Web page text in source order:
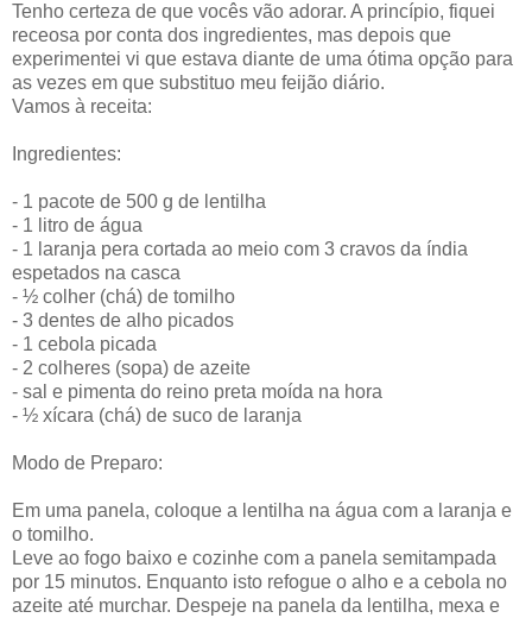
Tenho certeza de que vocês vão adorar. A princípio, fiquei
receosa por conta dos ingredientes, mas depois que
experimentei vi que estava diante de uma ótima opção para
as vezes em que substituo meu feijão diário.
Vamos à receita:
Ingredientes:
- 1 pacote de 500 g de lentilha
- 1 litro de água
- 1 laranja pera cortada ao meio com 3 cravos da índia
espetados na casca
- ½ colher (chá) de tomilho
- 3 dentes de alho picados
- 1 cebola picada
- 2 colheres (sopa) de azeite
- sal e pimenta do reino preta moída na hora
- ½ xícara (chá) de suco de laranja
Modo de Preparo:
Em uma panela, coloque a lentilha na água com a laranja e
o tomilho.
Leve ao fogo baixo e cozinhe com a panela semitampada
por 15 minutos. Enquanto isto refogue o alho e a cebola no
azeite até murchar. Despeje na panela da lentilha, mexa e